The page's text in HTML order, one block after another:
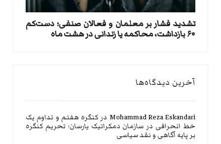
تشدید فشار بر معلمان و فعالان صنفی؛ دست‌کم
۶۰ بازداشت، محاکمه یا زندانی در هشت ماه
آخرین دیدگاه‌ها
Mohammad Reza Eskandari در کنگره هفتم و تداوم یک
خط انحرافی در سازمان دمکراتیک یارسان؛ تحریم کنگره
بر پایه آگاهی و نقد سیاسی